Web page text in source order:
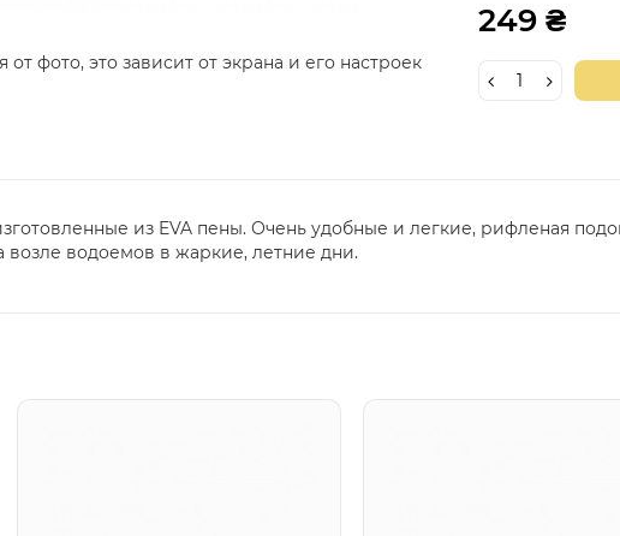
фото, это зависит от экрана и его настроек
249 ₴
из EVA пены. Очень удобные и легкие, рифленая
возле водоемов в жаркие, летние дни.